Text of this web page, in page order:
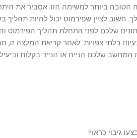
ביותר למשימה הזו. אסביר את
חשוב לציין שפירמוט יכול להיות תהליך
שלכם לפני התחלת תהליך הפירמוט
בלתי צפויות. לאחר קריאת המלצה זו,
המחשב שלכם הנייח או הנייד בקלות